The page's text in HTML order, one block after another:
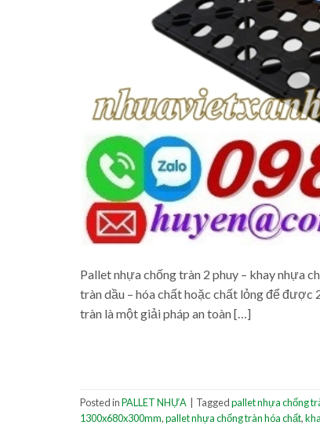
Pallet nhựa chống tràn 2 phuy – khay nhựa
tràn dầu – hóa chất hoặc chất lỏng để được
tràn là một giải pháp an toàn […]
Posted inPALLET NHỰA Taggedpallet nhựa chống
1300x680x300mm,pallet nhựa chống tràn hóa chất,